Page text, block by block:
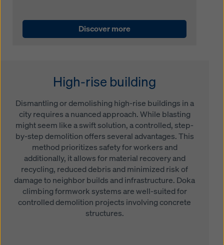
Discover more
High-rise building
Dismantling or demolishing high-rise buildings in a
city requires a nuanced approach. While blasting
might seem like a swift solution, a controlled, step-
by-step demolition offers several advantages. This
method prioritizes safety for workers and
additionally, it allows for material recovery and
recycling, reduced debris and minimized risk of
damage to neighbor builds and infrastructure. Doka
climbing formwork systems are well-suited for
controlled demolition projects involving concrete
structures.